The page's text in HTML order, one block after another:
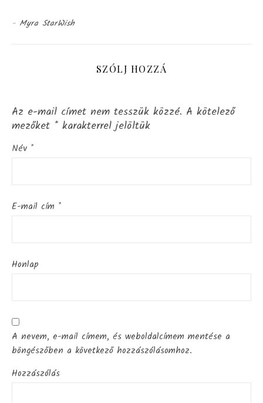
- Myra StarWish
SZÓLJ HOZZÁ
Az e-mail címet nem tesszük közzé. A kötelező
mezőket * karakterrel jelöltük
Név *
E-mail cím *
Honlap
A nevem, e-mail címem, és weboldalcímem mentése a
böngészőben a következő hozzászólásomhoz.
Hozzászólás